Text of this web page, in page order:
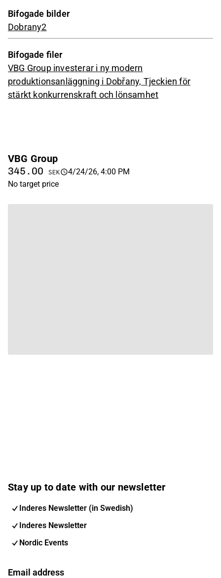
Bifogade bilder
Dobrany2
Bifogade filer
VBG Group investerar i ny modern
produktionsanläggning i Dobřany, Tjeckien för
stärkt konkurrenskraft och lönsamhet
VBG Group
345.00 SEK
4/24/26, 4:00 PM
No target price
Stay up to date with our newsletter
Inderes Newsletter (in Swedish)
Inderes Newsletter
Nordic Events
Email address